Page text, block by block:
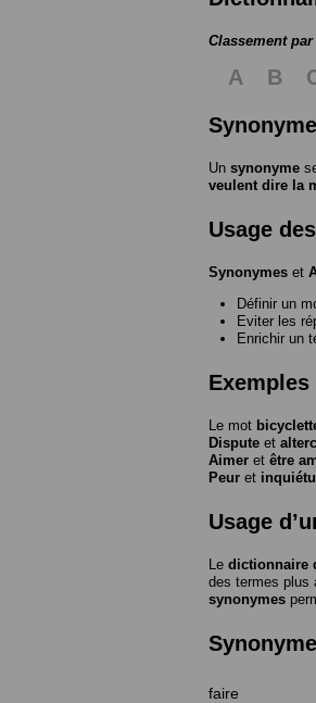
Classement
A B
Un synonyme
veulent dire la
Usage
Synonymes et
Définir un
Eviter les
Enrichir un
Le mot
Dispute et
Aimer et être
Peur et
Usage
Le dictionnaire
des termes plus
synonymes
faire